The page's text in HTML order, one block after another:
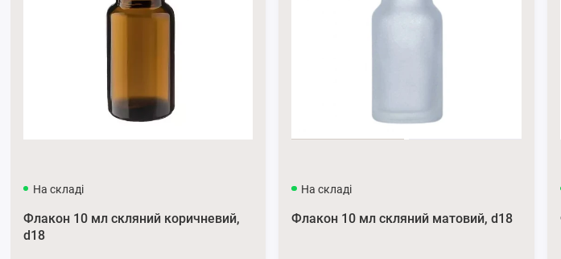
Переваги використання піпетки косметичної з помпою
Завдяки тонкому капіляру і гумовій помпі ви зможете легко відміряти
Зручність використання:
Універсальність:Відмінно підходить для різних рідин.
На складі
Флакон 10 мл скляний коричневий,
d18
На складі
Флакон 10 мл скляний матовий, d18